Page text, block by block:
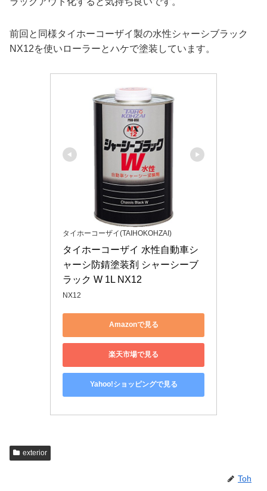
前回と同様タイホーコーザイ製の水性シャーシブラック
NX12を使いローラーとハケで塗装しています。
タイホーコーザイ(TAIHOKOHZAI)
タイホーコーザイ 水性自動車シ
ャーシ防錆塗装剤 シャーシーブ
ラック W 1L NX12
NX12
Amazonで見る
楽天市場で見る
Yahoo!ショッピングで見る
exterior
Toh